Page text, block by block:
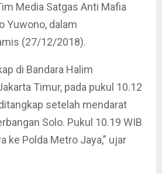
Media Satgas Anti Mafia
Yuwono, dalam
(27/12/2018).
di Bandara Halim
Timur, pada pukul 10.12
setelah mendarat
Solo. Pukul 10.19 WIB
ke Polda Metro Jaya,” ujar